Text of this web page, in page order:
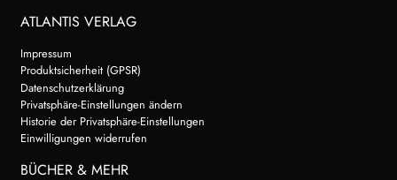
ATLANTIS VERLAG
Impressum
Produktsicherheit (GPSR)
Datenschutzerklärung
Privatsphäre-Einstellungen ändern
Historie der Privatsphäre-Einstellungen
Einwilligungen widerrufen
BÜCHER & MEHR